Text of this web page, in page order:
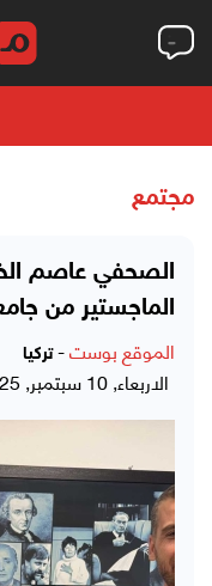
مجتمع
الصحفي عاصم
الماجستير من
الموقع بوست-تركيا
الاربعاء, 10 سبتمبر, 2025 - 01:21 صباحاً